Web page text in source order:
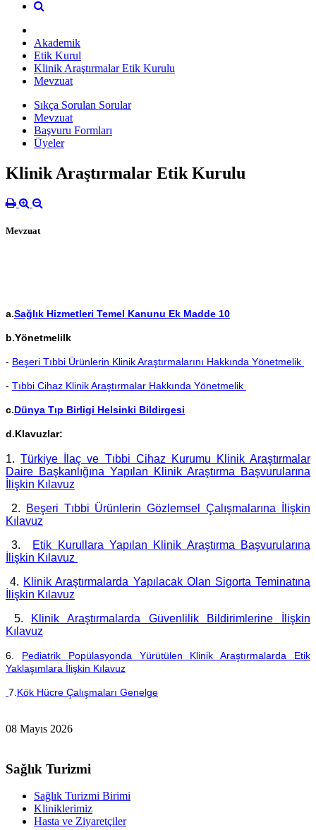
Akademik
Etik Kurul
Klinik Araştırmalar Etik Kurulu
Mevzuat
Sıkça Sorulan Sorular
Mevzuat
Başvuru Formları
Üyeler
Klinik Araştırmalar Etik Kurulu
Mevzuat
a.Sağlık Hizmetleri Temel Kanunu Ek Madde 10
b.Yönetmelilk
- Beşeri Tıbbi Ürünlerin Klinik Araştırmalarını Hakkında Yönetmelik
- Tıbbi Cihaz Klinik Araştırmalar Hakkında Yönetmelik
c.Dünya Tıp Birligi Helsinki Bildirgesi
d.Klavuzlar:
1.Türkiye İlaç ve Tıbbi Cihaz Kurumu Klinik Araştırmalar
Daire Başkanlığına Yapılan Klinik Araştırma Başvurularına
İlişkin Kılavuz
2.
Beşeri Tıbbi Ürünlerin Gözlemsel Çalışmalarına İlişkin
Kılavuz
3.
Etik Kurullara Yapılan Klinik Araştırma Başvurularına
İlişkin Kılavuz
4. Klinik Araştırmalarda Yapılacak Olan Sigorta Teminatına
İlişkin Kılavuz
5. Klinik Araştırmalarda Güvenlilik Bildirimlerine İlişkin
Kılavuz
6. Pediatrik Popülasyonda Yürütülen Klinik Araştırmalarda Etik
Yaklaşımlara İlişkin Kılavuz
7. Kök Hücre Çalışmaları Genelge
08 Mayıs 2026
Sağlık Turizmi
Sağlık Turizmi Birimi
Kliniklerimiz
Hasta ve Ziyaretçiler